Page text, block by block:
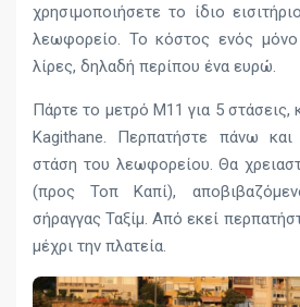
χρησιμοποιήσετε το ίδιο
λεωφορείο. Το κόστος ενός μόνο
λίρες, δηλαδή περίπου ένα ευρώ.
Πάρτε το μετρό M11 για 5 στάσεις,
Kagithane. Περπατήστε πάνω
στάση του λεωφορείου. Θα
(προς Τοπ Καπί),
σήραγγας Ταξίμ. Από εκεί
μέχρι την πλατεία.